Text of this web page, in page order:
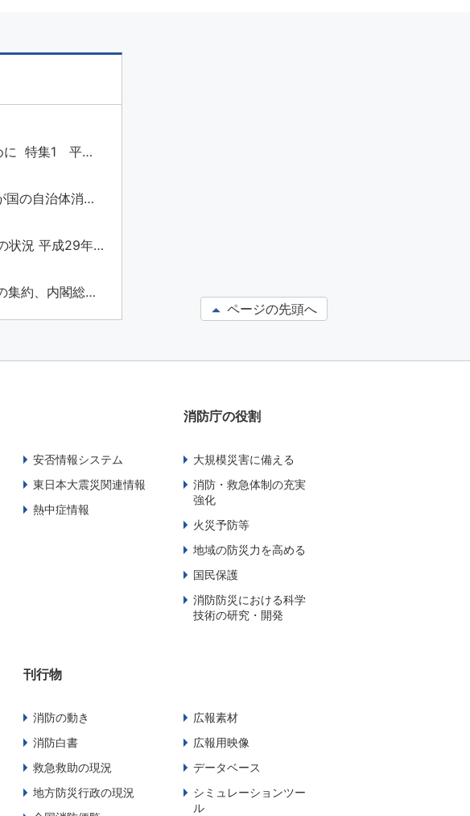
に 特集1 平成
後の消防のあ
の自治体消防
努力の積重ね
火、救急、救助
状況 平成29年6
後ゆっくり南
た、7月2日9
集約、内閣総理
ページの先頭へ
安否情報システム
東日本大震災関連情報
熱中症情報
消防庁の役割
大規模災害に備える
消防・救急体制の充実
強化
火災予防等
地域の防災力を高める
国民保護
消防防災における科学
技術の研究・開発
刊行物
消防の動き
消防白書
救急救助の現況
地方防災行政の現況
広報素材
広報用映像
データベース
シミュレーションツー
ル